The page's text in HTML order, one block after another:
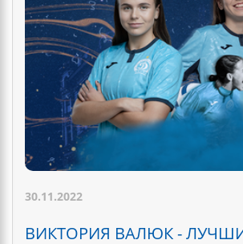
30.11.2022
ВИКТОРИЯ ВАЛЮК -